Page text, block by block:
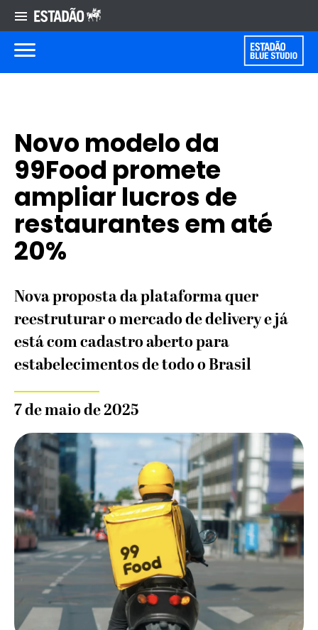
Novo modelo da
99Food promete
ampliar lucros de
restaurantes em até
20%
Nova proposta da plataforma quer
reestruturar o mercado de delivery e já
está com cadastro aberto para
estabelecimentos de todo o Brasil
7 de maio de 2025